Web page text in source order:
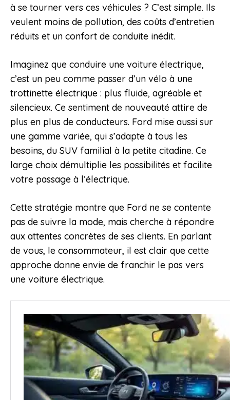
à se tourner vers ces véhicules ? C’est simple. Ils
veulent moins de pollution, des coûts d’entretien
réduits et un confort de conduite inédit.
Imaginez que conduire une voiture électrique,
c’est un peu comme passer d’un vélo à une
trottinette électrique : plus fluide, agréable et
silencieux. Ce sentiment de nouveauté attire de
plus en plus de conducteurs. Ford mise aussi sur
une gamme variée, qui s’adapte à tous les
besoins, du SUV familial à la petite citadine. Ce
large choix démultiplie les possibilités et facilite
votre passage à l’électrique.
Cette stratégie montre que Ford ne se contente
pas de suivre la mode, mais cherche à répondre
aux attentes concrètes de ses clients. En parlant
de vous, le consommateur, il est clair que cette
approche donne envie de franchir le pas vers
une voiture électrique.